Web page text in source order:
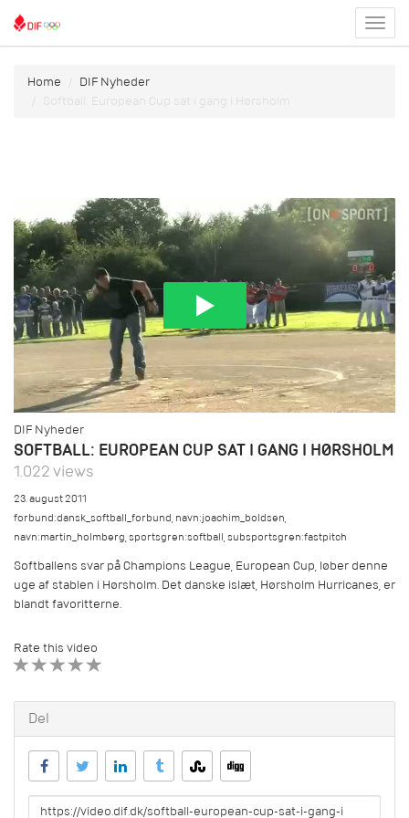
menu
Home
DIF Nyheder
Softball: European Cup sat i gang i Hørsholm
DIF Nyheder
SOFTBALL: EUROPEAN CUP SAT I GANG I HØRSHOLM
1.022 views
23. august 2011
forbund:dansk_softball_forbund,navn:joachim_boldsen,
navn:martin_holmberg,sportsgren:softball,subsportsgren:fastpitch
Softballens svar på Champions League, European Cup, løber denne
uge af stablen i Hørsholm. Det danske islæt, Hørsholm Hurricanes, er
blandt favoritterne.
Rate this video
Del
URL